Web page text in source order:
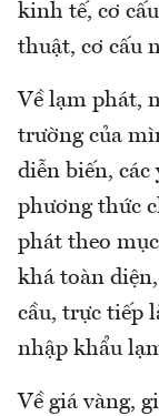
kinh tế, cơ
thuật, cơ cấu
Về lạm phát,
trường của
diễn biến, các
phương thức
phát theo
khá toàn
cầu, trực tiếp
nhập khẩu
Về giá vàng,